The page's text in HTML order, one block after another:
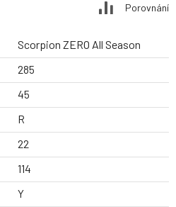
Porovnání
Scorpion ZERO All Season
285
45
R
22
114
Y